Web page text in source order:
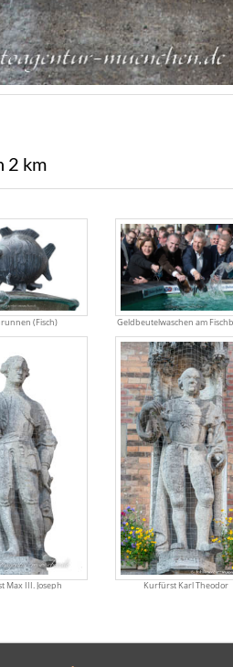
2 km
(Fisch)
Max III. Joseph Kurfürst Karl Theodor